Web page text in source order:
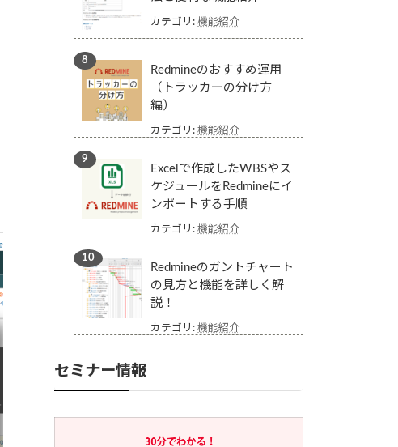
カテゴリ:機能紹介
Redmineのおすすめ運用
（トラッカーの分け方
編）
カテゴリ:機能紹介
Excelで作成したWBSやス
ケジュールをRedmineにイ
ンポートする手順
カテゴリ:機能紹介
Redmineのガントチャート
の見方と機能を詳しく解
説！
カテゴリ:機能紹介
セミナー情報